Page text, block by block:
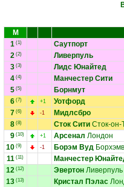
М
1 (1)
Саутпорт
2 (2)
Ливерпуль
3 (3)
Лидс Юнайтед
4 (4)
Манчестер Сити
5 (5)
Борнмут
6 (7) +1
Уотфорд
7 (6) -1
Мидлсбро
8 (8) Сток Сити Сток-он-
9 (10) +1 Арсенал Лондон
10 (9) -1 Борэм Вуд
11 (11)
Манчестер
12 (12) Эвертон Ливерпуль
13 (13) Кристал Пэлас